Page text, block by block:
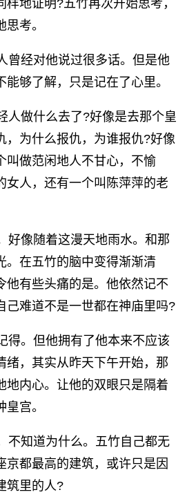
地证明?五竹再次开始思考，
考。
经对他说过很多话。但是他
够了解，只是记在了心里。
做什么去了?好像是去那个皇
，为什么报仇，为谁报仇?好像
叫做范闲地人不甘心，不愉
女人，还有一个叫陈萍萍的老
像随着这漫天地雨水。和那
。在五竹的脑中变得渐渐清
他有些头痛的是。他依然记不
己难道不是一世都在神庙里吗?
。但他拥有了他本来不应该
绪，其实从昨天下午开始，那
地内心。让他的双眼只是隔着
宫。
知道为什么。五竹自己都无
京都最高的建筑，或许只是因
筑里的人?